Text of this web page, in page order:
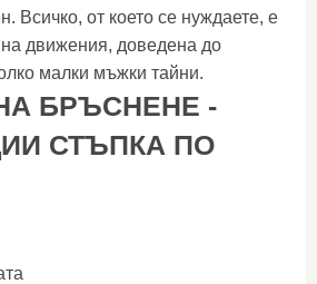
Всичко, от което се нуждаете, е
движения, доведена до
малки мъжки тайни.
БРЪСНЕНЕ -
СТЪПКА ПО